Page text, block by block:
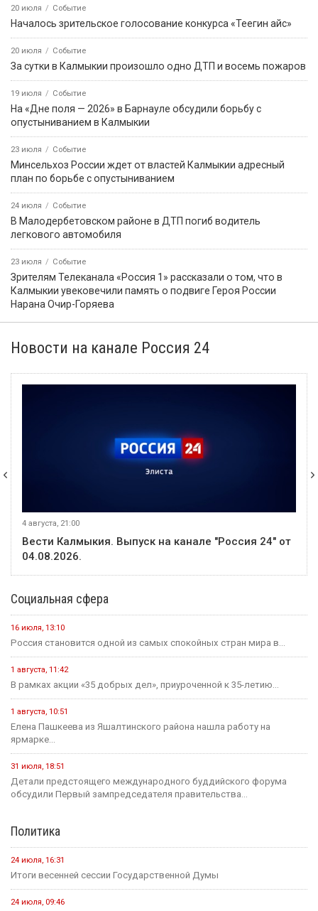
20 июля Событие
Началось зрительское голосование конкурса «Теегин айс»
20 июля Событие
За сутки в Калмыкии произошло одно ДТП и восемь пожаров
19 июля Событие
На «Дне поля — 2026» в Барнауле обсудили борьбу с
опустыниванием в Калмыкии
23 июля Событие
Минсельхоз России ждет от властей Калмыкии адресный
план по борьбе с опустыниванием
24 июля Событие
В Малодербетовском районе в ДТП погиб водитель
легкового автомобиля
23 июля Событие
Зрителям Телеканала «Россия 1» рассказали о том, что в
Калмыкии увековечили память о подвиге Героя России
Нарана Очир-Горяева
Новости на канале Россия 24
4 августа, 21:00
Вести Калмыкия. Выпуск на канале "Россия 24" от
04.08.2026.
Социальная сфера
16 июля, 13:10
Россия становится одной из самых спокойных стран мира в...
1 августа, 11:42
В рамках акции «35 добрых дел», приуроченной к 35-летию...
1 августа, 10:51
Елена Пашкеева из Яшалтинского района нашла работу на
ярмарке...
31 июля, 18:51
Детали предстоящего международного буддийского форума
обсудили Первый зампредседателя правительства...
Политика
24 июля, 16:31
Итоги весенней сессии Государственной Думы
24 июля, 09:46